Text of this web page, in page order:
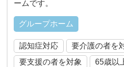
ームです。
グループホーム
認知症対応
要介護の者を
要支援の者を対象
65歳以